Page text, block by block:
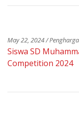
May 22, 2024 /
Siswa SD
Competition 2024